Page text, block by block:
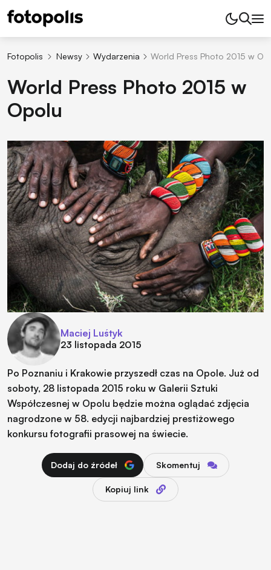
Fotopolis Newsy Wydarzenia World Press Photo 2015 w
World Press Photo 2015 w
Opolu
Maciej Luśtyk
23 listopada 2015
Po Poznaniu i Krakowie przyszedł czas na Opole. Już od
soboty, 28 listopada 2015 roku w Galerii Sztuki
Współczesnej w Opolu będzie można oglądać zdjęcia
nagrodzone w 58. edycji najbardziej prestiżowego
konkursu fotografii prasowej na świecie.
Dodaj do źródeł Skomentuj
Kopiuj link